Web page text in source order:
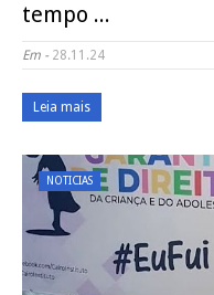
tempo ...
Em - 28.11.24
Leia mais
NOTICIAS